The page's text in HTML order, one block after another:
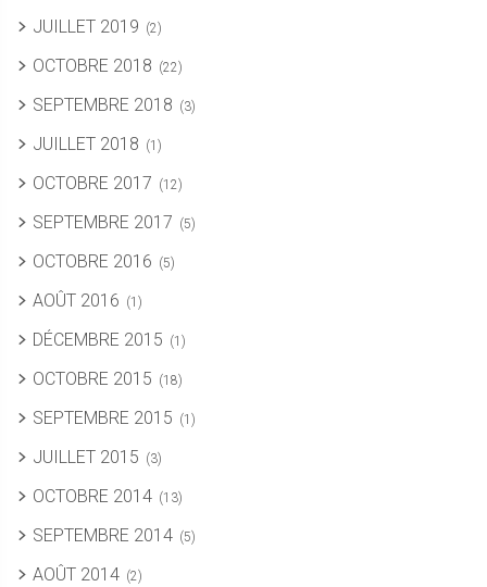
JUILLET 2019 (2)
OCTOBRE 2018 (22)
SEPTEMBRE 2018 (3)
JUILLET 2018 (1)
OCTOBRE 2017 (12)
SEPTEMBRE 2017 (5)
OCTOBRE 2016 (5)
AOÛT 2016 (1)
DÉCEMBRE 2015 (1)
OCTOBRE 2015 (18)
SEPTEMBRE 2015 (1)
JUILLET 2015 (3)
OCTOBRE 2014 (13)
SEPTEMBRE 2014 (5)
AOÛT 2014 (2)